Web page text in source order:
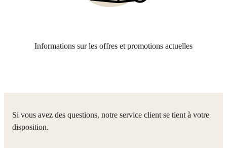
Informations sur les offres et promotions actuelles
Si vous avez des questions, notre service client se tient à votre
disposition.